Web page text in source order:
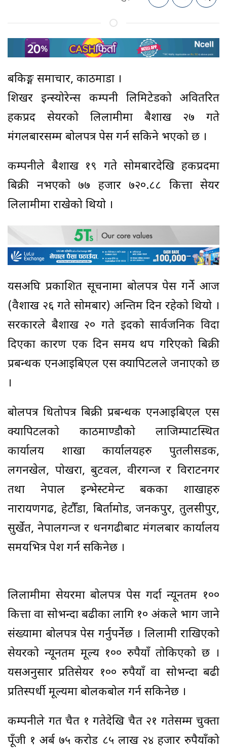
बैंकिङ्ग समाचार, काठमाडौं ।
शिखर इन्स्योरेन्स कम्पनी लिमिटेडको अवितरित
हकप्रद सेयरको लिलामीमा बैशाख २७ गते
मंगलबारसम्म बोलपत्र पेस गर्न सकिने भएको छ ।
कम्पनीले बैशाख १९ गते सोमबारदेखि हकप्रदमा
बिक्री नभएको ७७ हजार ७२०.८८ कित्ता सेयर
लिलामीमा राखेको थियो ।
यसअघि प्रकाशित सूचनामा बोलपत्र पेस गर्ने आज
(वैशाख २६ गते सोमबार) अन्तिम दिन रहेको थियो ।
सरकारले बैशाख २० गते इदको सार्वजनिक विदा
दिएका कारण एक दिन समय थप गरिएको बिक्री
प्रबन्धक एनआइबिएल एस क्यापिटलले जनाएको छ
।
बोलपत्र धितोपत्र बिक्री प्रबन्धक एनआइबिएल एस
क्यापिटलको काठमाण्डौको लाजिम्पाटस्थित
कार्यालय शाखा कार्यालयहरु पुतलीसडक,
लगनखेल, पोखरा, बुटवल, वीरगन्ज र विराटनगर
तथा नेपाल इन्भेस्टमेन्ट बैंकका शाखाहरु
नारायणगढ, हेटौँडा, बिर्तामोड, जनकपुर, तुलसीपुर,
सुर्खेत, नेपालगन्ज र धनगढीबाट मंगलबार कार्यालय
समयभित्र पेश गर्न सकिनेछ ।
लिलामीमा सेयरमा बोलपत्र पेस गर्दा न्यूनतम १००
कित्ता वा सोभन्दा बढीका लागि १० अंकले भाग जाने
संख्यामा बोलपत्र पेस गर्नुपर्नेछ । लिलामी राखिएको
सेयरको न्यूनतम मूल्य १०० रुपैयाँ तोकिएको छ ।
यसअनुसार प्रतिसेयर १०० रुपैयाँ वा सोभन्दा बढी
प्रतिस्पर्धी मूल्यमा बोलकबोल गर्न सकिनेछ ।
कम्पनीले गत चैत १ गतेदेखि चैत २१ गतेसम्म चुक्ता
पूँजी १ अर्ब ७५ करोड ८५ लाख २४ हजार रुपैयाँको